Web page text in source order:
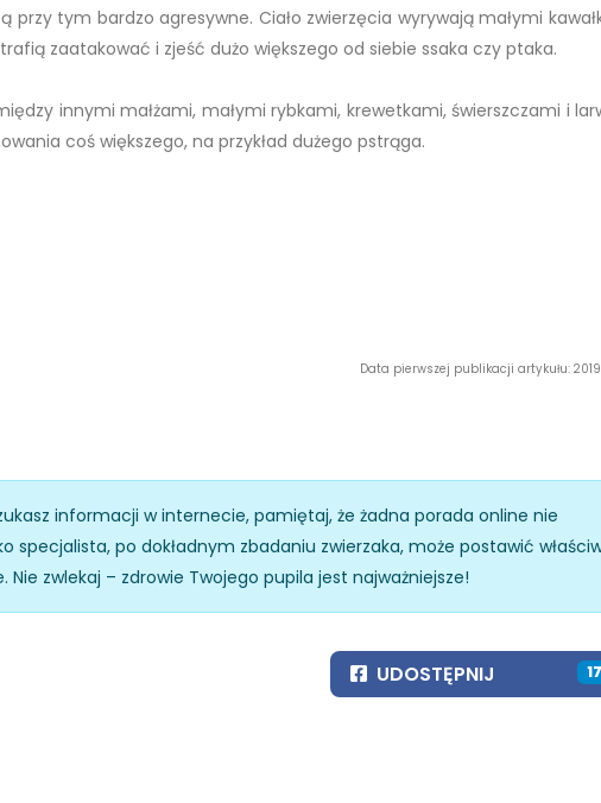
tym bardzo agresywne. Ciało zwierzęcia wyrywają małymi
zaatakować i zjeść dużo większego od siebie ssaka czy ptaka.
innymi małżami, małymi rybkami, krewetkami, świerszczami i
coś większego, na przykład dużego pstrąga.
Data pierwszej publikacji artykułu:
informacji w internecie, pamiętaj, że żadna porada online nie
specjalista, po dokładnym zbadaniu zwierzaka, może postawić
zwlekaj – zdrowie Twojego pupila jest najważniejsze!
UDOSTĘPNIJ